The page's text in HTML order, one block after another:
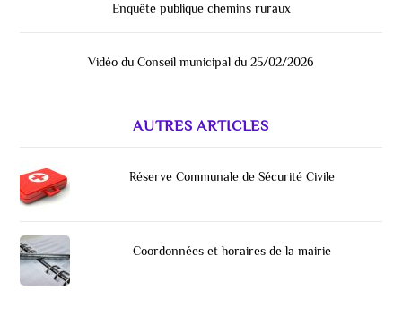
Enquête publique chemins ruraux
Vidéo du Conseil municipal du 25/02/2026
AUTRES ARTICLES
Réserve Communale de Sécurité Civile
Coordonnées et horaires de la mairie